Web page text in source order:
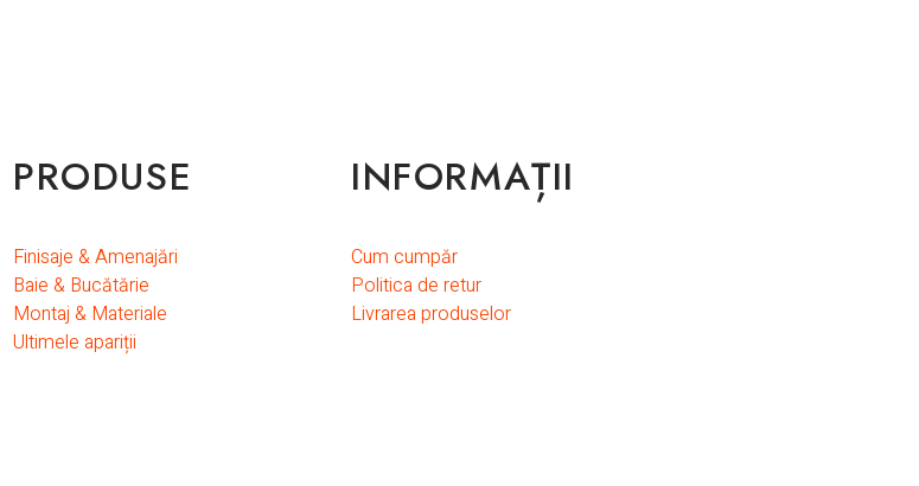
PRODUSE
Finisaje & Amenajări
Baie & Bucătărie
Montaj & Materiale
Ultimele apariții
INFORMAȚII
Cum cumpăr
Politica de retur
Livrarea produselor